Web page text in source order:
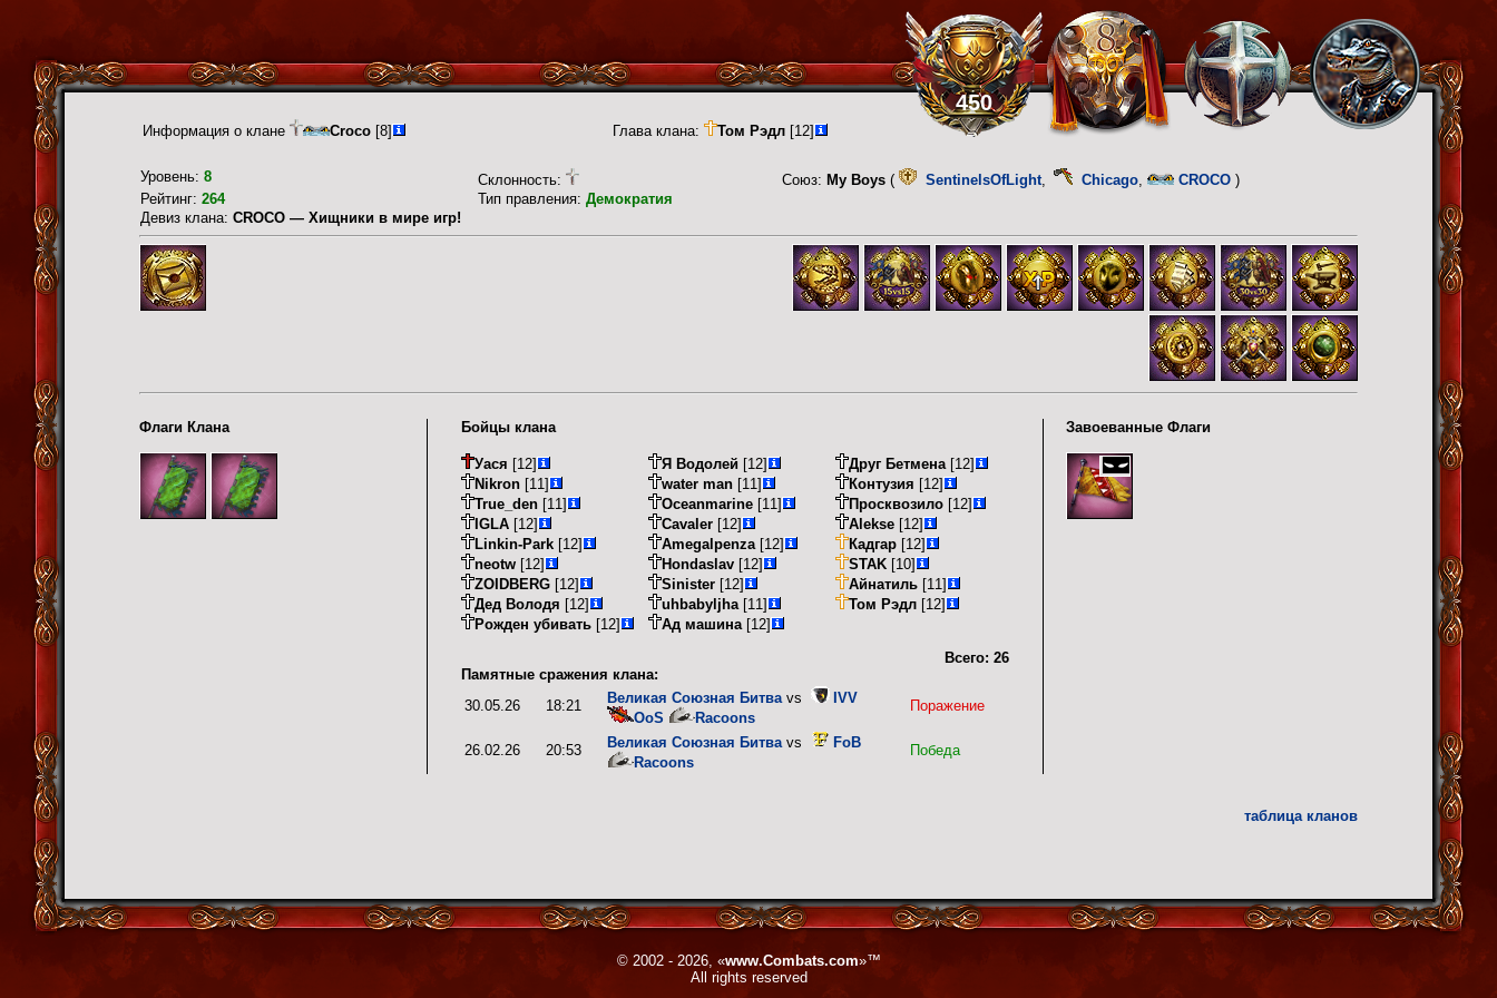
450
Информация о клане Croco [8] Глава клана: Том Рэдл [12]
Уровень: 8 Склонность: Союз: My Boys ( SentinelsOfLight, Chicago, CROCO )
Рейтинг: 264 Тип правления: Демократия
Девиз клана: CROCO — Хищники в мире игр!
Флаги Клана Бойцы клана
Уася [12]
Nikron [11]
True_den [11]
IGLA [12]
Linkin-Park [12]
neotw [12]
ZOIDBERG [12]
Дед Володя [12]
Рожден убивать [12]
Я Водолей [12]
water man [11]
Oceanmarine [11]
Cavaler [12]
Amegalpenza [12]
Hondaslav [12]
Sinister [12]
uhbabyljha [11]
Ад машина [12]
Друг Бетмена [12]
Контузия [12]
Просквозило [12]
Alekse [12]
Кадгар [12]
STAK [10]
Айнатиль [11]
Том Рэдл [12]
Всего: 26
Памятные сражения клана:
30.05.26
18:21 Великая Союзная Битва vs
IVV
OoS
Racoons
Поражение
26.02.26 20:53 Великая Союзная Битва vs
FoB
Racoons
Победа
Завоеванные Флаги
таблица кланов
© 2002 - 2026, «www.Combats.com»™
All rights reserved